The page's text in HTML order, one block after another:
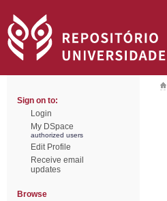
Sign on to:
Login
My DSpace
authorized users
Edit Profile
Receive email
updates
Browse